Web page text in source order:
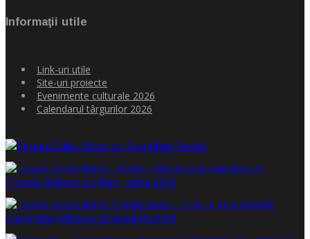
Informaţii utile
Link-uri utile
Site-uri proiecte
Evenimente culturale 2026
Calendarul târgurilor 2026